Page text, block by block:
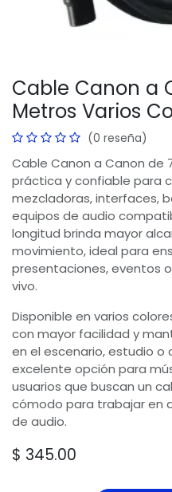
Cable Canon a
Metros Varios
(0 reseña)
Cable Canon a Canon de
práctica y confiable para
mezcladoras, interfaces,
equipos de audio
longitud brinda mayor
movimiento, ideal para
presentaciones, eventos
vivo.
Disponible en varios
con mayor facilidad y
en el escenario, estudio o
excelente opción para
usuarios que buscan un
cómodo para trabajar en
de audio.
$ 345.00